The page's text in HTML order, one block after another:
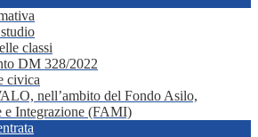
classi
DM 328/2022
civica
nell’ambito del Fondo Asilo,
e Integrazione (FAMI)